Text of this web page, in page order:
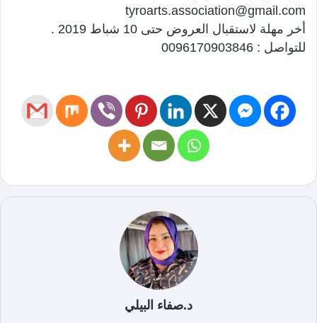
tyroarts.association@gmail.com
أخر مهلة لاستقبال العروض حتى 10 شباط 2019 .
للتواصل : 0096170903846
د.صفاء البيلي